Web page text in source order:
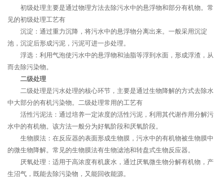
初级处理主要是通过物理方法去除污水中的悬浮物和部分有机物。常
见的初级处理工艺有
沉淀：通过重力沉降，将污水中的悬浮物分离出来。一般采用沉淀
池，沉淀后形成污泥，污泥可进一步处理。
浮选：利用气泡使污水中的悬浮物和油脂等浮到水面，形成浮渣，从
而去除污染物。
二级处理
二级处理是污水处理的核心环节，主要是通过生物降解的方式去除水
中大部分的有机污染物。二级处理常用的工艺有
活性污泥法：通过培养一定浓度的活性污泥，利用其代谢作用分解污
水中的有机物。该方法一般分为好氧阶段和厌氧阶段。
生物膜法：在反应器的表面形成生物膜，污水中的有机物被生物膜中
的微生物降解。常见的生物膜法有生物滤池和转盘式生物反应器。
厌氧处理：适用于高浓度有机废水，通过厌氧微生物分解有机物，产
生沼气，既能去除污染物，又能回收能源。